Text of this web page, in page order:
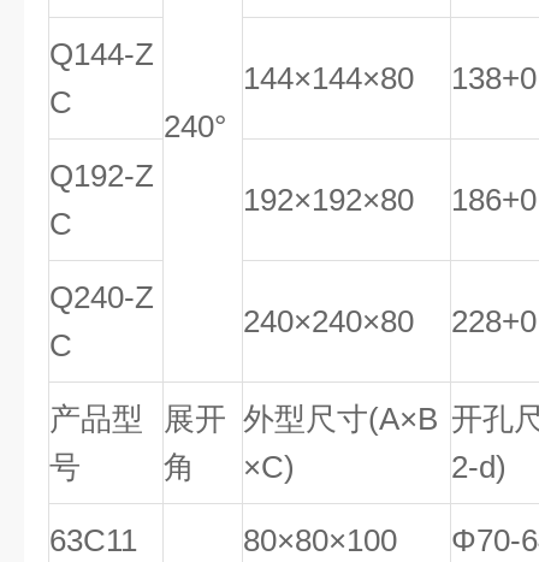
240°
Q144-Z
C
144×144×80 138+0
Q192-Z
C
192×192×80 186+0
Q240-Z
C
240×240×80 228+0
产品型
号
展开
角
外型尺寸(A×B
×C)
开孔
2-d)
63C11 80×80×100 Φ70-